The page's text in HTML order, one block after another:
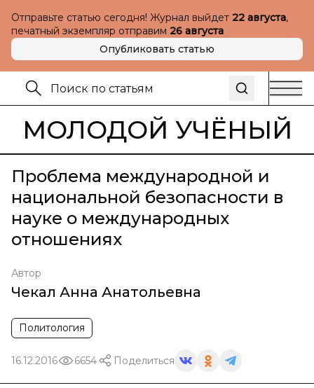
Отправьте статью сегодня! Журнал выйдет 22 августа,
печатный экземпляр отправим 26 августа
Опубликовать статью
МОЛОДОЙ УЧЁНЫЙ
Проблема международной и
национальной безопасности в
науке о международных
отношениях
Автор
Чекал Анна Анатольевна
Политология
16.12.2016 6654 Поделиться